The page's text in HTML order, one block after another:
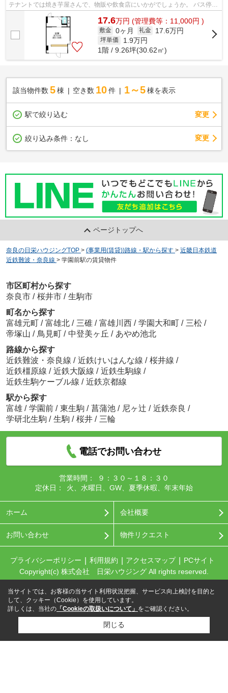
テナントでは焼き芋屋さんで、物販や飲食店にいかがでしょうか。 バス停の
前で視認性も高い立地でおススメです...
17.6万円 (管理費等：11,000円 )
敷金 0ヶ月 礼金 17.6万円
坪単価 1.9万円
1階 / 9.26坪(30.62㎡)
該当物件数 5棟 空き数 10 件 1～5 棟を表示
駅で絞り込む 変更
絞り込み条件： なし 変更
ページトップへ
奈良の日栄ハウジングTOP > (事業用(賃貸))路線・駅から探す > 近畿日本鉄道
近鉄難波・奈良線 > 学園前駅の賃貸物件
市区町村から探す
奈良市 / 桜井市 / 生駒市
町名から探す
富雄元町 / 富雄北 / 三碓 / 富雄川西 / 学園大和町 / 三松 /
帝塚山 / 鳥見町 / 中登美ヶ丘 / あやめ池北
路線から探す
近鉄難波・奈良線 / 近鉄けいはんな線 / 桜井線 /
近鉄橿原線 / 近鉄大阪線 / 近鉄生駒線 /
近鉄生駒ケーブル線 / 近鉄京都線
駅から探す
富雄 / 学園前 / 東生駒 / 菖蒲池 / 尼ヶ辻 / 近鉄奈良 /
学研北生駒 / 生駒 / 桜井 / 三輪
電話でお問い合わせ
営業時間：
９：３０～１８：３０
定休日：
火、水曜日、GW、夏季休暇、年末年始
ホーム 会社概要
お問い合わせ 物件リクエスト
プライバシーポリシー 利用規約 アクセスマップ
PCサイト
Copyright(c) 株式会社 日栄ハウジング All rights reserved.
当サイトでは、お客様の当サイト利用状況把握、サービス向上検討を目的と
して、クッキー（Cookie）を使用しています。
詳しくは、当社の 「Cookieの取扱いについて」 をご確認ください。
閉じる